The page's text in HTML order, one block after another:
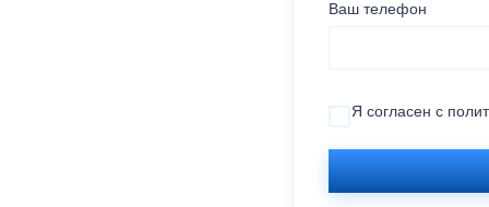
Ваш телефон
Я согласен с